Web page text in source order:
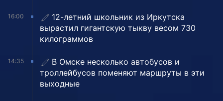
16:00
12-летний школьник из Иркутска
вырастил гигантскую тыкву весом 730
килограммов
14:35
В Омске несколько автобусов и
троллейбусов поменяют маршруты в эти
выходные